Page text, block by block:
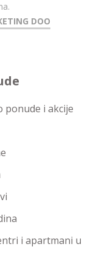
DOO
ponude i akcije
i apartmani u